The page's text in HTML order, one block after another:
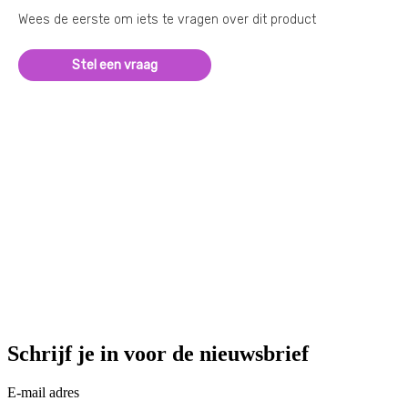
Wees de eerste om iets te vragen over dit product
Stel een vraag
Schrijf je in voor de nieuwsbrief
E-mail adres